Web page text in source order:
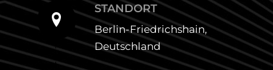
STANDORT
Berlin-Friedrichshain,
Deutschland